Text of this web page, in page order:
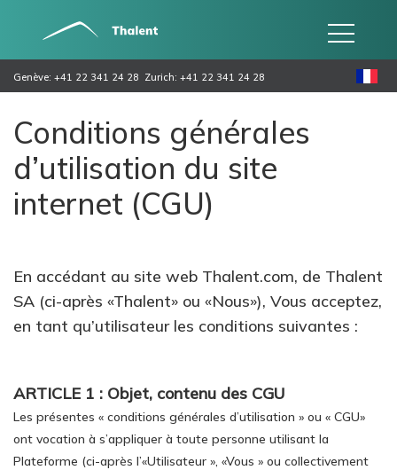
Genève: +41 22 341 24 28 Zurich: +41 22 341 24 28
Conditions générales
d’utilisation du site
internet (CGU)
En accédant au site web Thalent.com, de Thalent
SA (ci-après «Thalent» ou «Nous»), Vous acceptez,
en tant qu’utilisateur les conditions suivantes :
ARTICLE 1 : Objet, contenu des CGU
Les présentes « conditions générales d’utilisation » ou « CGU»
ont vocation à s’appliquer à toute personne utilisant la
Plateforme (ci-après l’«Utilisateur », «Vous » ou collectivement